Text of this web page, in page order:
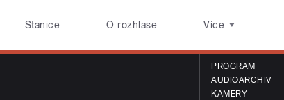
Stanice O rozhlase Více
PROGRAM
AUDIOARCHIV
KAMERY